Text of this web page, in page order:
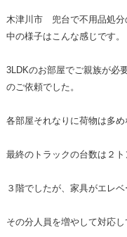
木津川市 兜台で不用品処分
中の様子はこんな感じです。
3LDKのお部屋でご親族が必
のご依頼でした。
各部屋それなりに荷物は多め
最終のトラックの台数は２
３階でしたが、家具がエレ
その分人員を増やして対応し